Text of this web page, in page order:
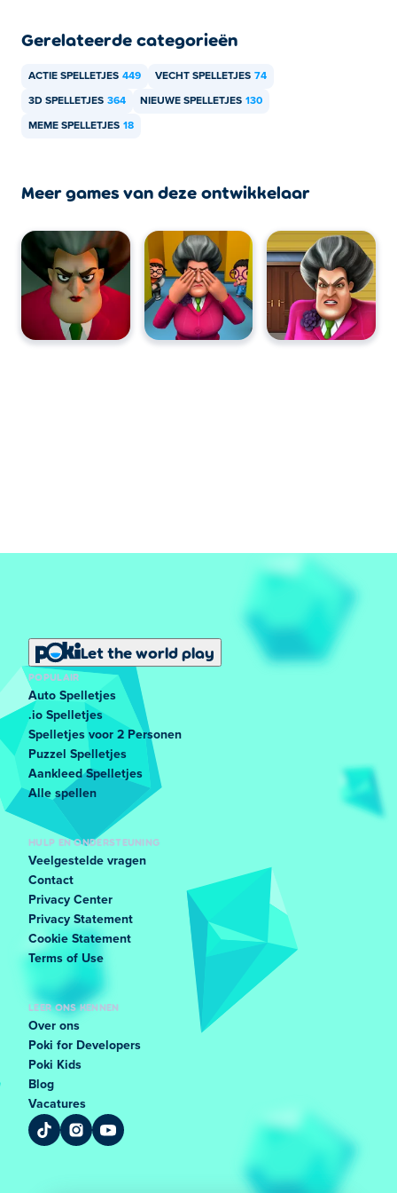
Game' spelen op mobiele apparaten en
Het spel 'Annoying Teacher Punch' kan worden gespeeld
op je computer en mobiele apparaten zoals telefoons en
Gerelateerde categorieën
ACTIE SPELLETJES 449 VECHT SPELLETJES 74
3D SPELLETJES 364 NIEUWE SPELLETJES 130
MEME SPELLETJES 18
Meer games van deze ontwikkelaar
Let the world play
POPULAIR
Auto Spelletjes
.io Spelletjes
Spelletjes voor 2 Personen
Puzzel Spelletjes
Aankleed Spelletjes
Alle spellen
HULP EN ONDERSTEUNING
Veelgestelde vragen
Contact
Privacy Center
Privacy Statement
Cookie Statement
Terms of Use
LEER ONS KENNEN
Over ons
Poki for Developers
Poki Kids
Blog
Vacatures